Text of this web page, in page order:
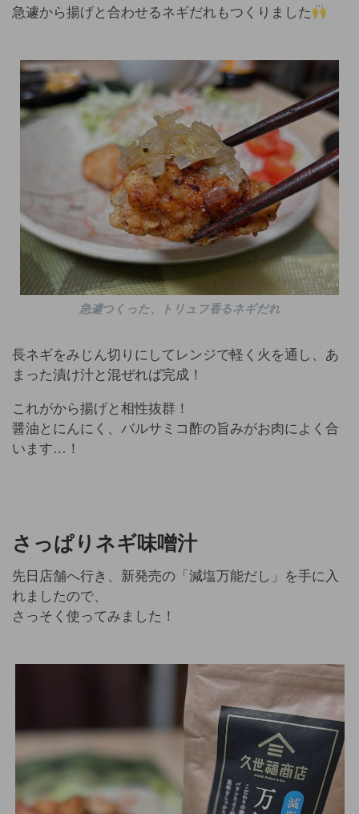
急遽から揚げと合わせるネギだれもつくりました
急遽つくった、トリュフ香るネギだれ
長ネギをみじん切りにしてレンジで軽く火を通し、あ
まった漬け汁と混ぜれば完成！
これがから揚げと相性抜群！
醤油とにんにく、バルサミコ酢の旨みがお肉によく合
います…！
さっぱりネギ味噌汁
先日店舗へ行き、新発売の「減塩万能だし」を手に入
れましたので、
さっそく使ってみました！